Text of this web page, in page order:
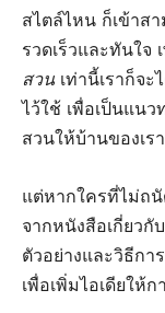
สไตล์ไหน ก็เข้าส
รวดเร็วและทันใจ
สวน เท่านี้เราก็จ
ไว้ใช้ เพื่อเป็นแน
สวนให้บ้านของเร
แต่หากใครที่ไม่ถ
จากหนังสือเกี่ยวกั
ตัวอย่างและวิธีกา
เพื่อเพิ่มไอเดียให้